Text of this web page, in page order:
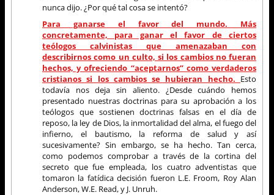
nunca dijo. ¿Por qué tal cosa se intentó?
Para ganarse el favor del mundo. Más
concretamente, para ganar el favor de ciertos
teólogos calvinistas que amenazaban con
describirnos como un culto, si los cambios no fueran
hechos, y ofreciendo “aceptarnos” como verdaderos
cristianos si los cambios se hubieran hecho. Esto
todavía nos deja sin aliento. ¿Desde cuándo hemos
presentado nuestras doctrinas para su aprobación a los
teólogos que sostienen doctrinas falsas en el día de
reposo, la ley de Dios, la inmortalidad del alma, el fuego del
infierno, el bautismo, la reforma de salud y así
sucesivamente? Sin embargo, se ha hecho. Tan cerca,
como podemos comprobar a través de la cortina del
secreto que fue empleada, los cuatro adventistas que
tomaron la fatídica decisión fueron L.E. Froom, Roy Alan
Anderson, W.E. Read, y J. Unruh.